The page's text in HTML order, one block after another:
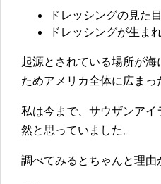
ドレッシングの見た目
ドレッシングが生ま
起源とされている場所が
ためアメリカ全体に広まっ
私は今まで、サウザンア
然と思っていました。
調べてみるとちゃんと理由